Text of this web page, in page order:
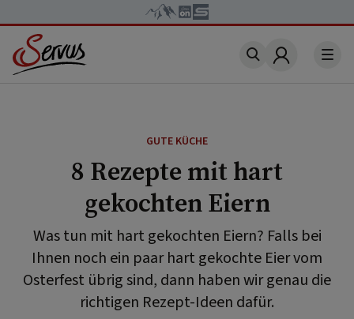
Account
GUTE KÜCHE
8 Rezepte mit hart
gekochten Eiern
Was tun mit hart gekochten Eiern? Falls bei
Ihnen noch ein paar hart gekochte Eier vom
Osterfest übrig sind, dann haben wir genau die
richtigen Rezept-Ideen dafür.